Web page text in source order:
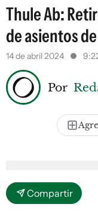
Thule Ab:
de asientos
14 de abril 2024
Por
Compartir